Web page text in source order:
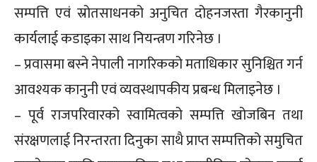
सम्पत्ति एवं स्रोतसाधनको अनुचित दोहनजस्ता गैरकानुनी
कार्यलाई कडाइका साथ नियन्त्रण गरिनेछ ।
– प्रवासमा बस्ने नेपाली नागरिकको मताधिकार सुनिश्चित गर्न
आवश्यक कानुनी एवं व्यवस्थापकीय प्रबन्ध मिलाइनेछ ।
– पूर्व राजपरिवारको स्वामित्वको सम्पत्ति खोजबिन तथा
संरक्षणलाई निरन्तरता दिनुका साथै प्राप्त सम्पत्तिको समुचित